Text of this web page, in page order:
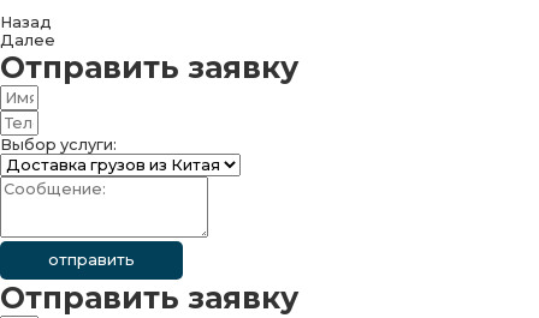
Назад
Далее
Отправить заявку
Выбор услуги:
отправить
Отправить заявку